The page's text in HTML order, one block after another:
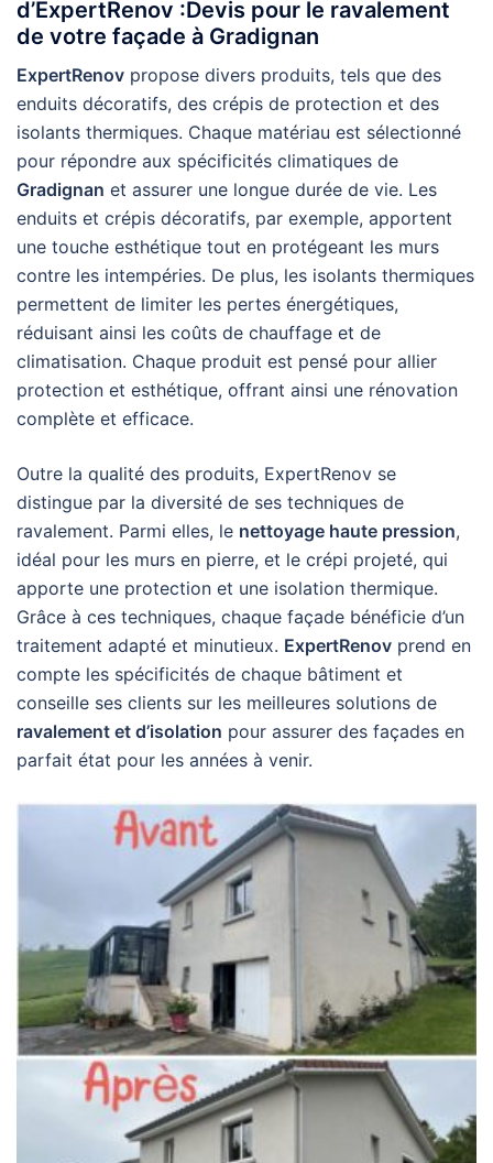
d’ExpertRenov :Devis pour le ravalement
de votre façade à Gradignan
ExpertRenov propose divers produits, tels que des
enduits décoratifs, des crépis de protection et des
isolants thermiques. Chaque matériau est sélectionné
pour répondre aux spécificités climatiques de
Gradignan et assurer une longue durée de vie. Les
enduits et crépis décoratifs, par exemple, apportent
une touche esthétique tout en protégeant les murs
contre les intempéries. De plus, les isolants thermiques
permettent de limiter les pertes énergétiques,
réduisant ainsi les coûts de chauffage et de
climatisation. Chaque produit est pensé pour allier
protection et esthétique, offrant ainsi une rénovation
complète et efficace.
Outre la qualité des produits, ExpertRenov se
distingue par la diversité de ses techniques de
ravalement. Parmi elles, le nettoyage haute pression,
idéal pour les murs en pierre, et le crépi projeté, qui
apporte une protection et une isolation thermique.
Grâce à ces techniques, chaque façade bénéficie d’un
traitement adapté et minutieux. ExpertRenov prend en
compte les spécificités de chaque bâtiment et
conseille ses clients sur les meilleures solutions de
ravalement et d’isolation pour assurer des façades en
parfait état pour les années à venir.